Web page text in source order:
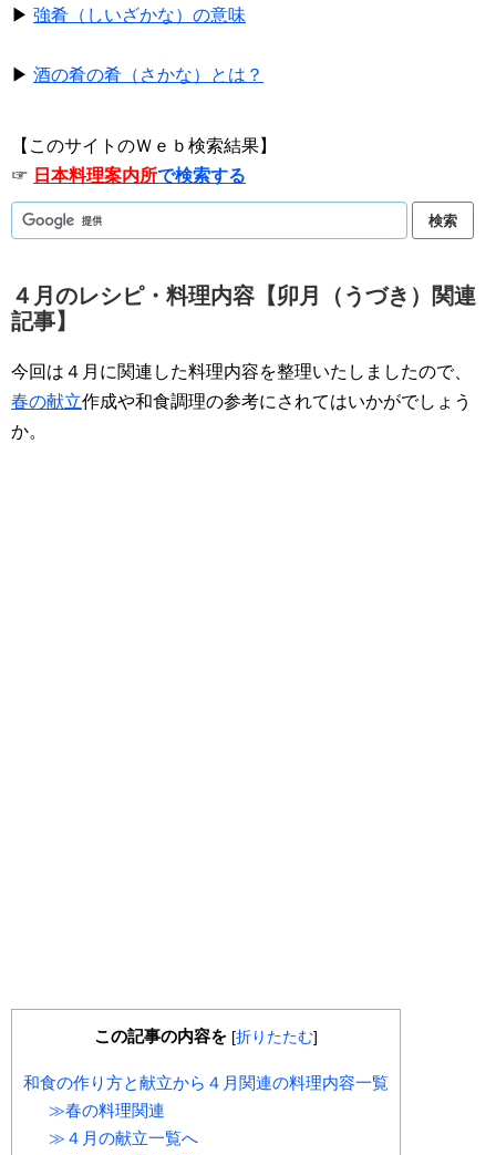
▶ 強肴（しいざかな）の意味
▶ 酒の肴の肴（さかな）とは？
【このサイトのＷｅｂ検索結果】
☞ 日本料理案内所で検索する
４月のレシピ・料理内容【卯月（うづき）関連
記事】
今回は４月に関連した料理内容を整理いたしましたので、
春の献立作成や和食調理の参考にされてはいかがでしょう
か。
この記事の内容を [折りたたむ]
和食の作り方と献立から４月関連の料理内容一覧
≫春の料理関連
≫４月の献立一覧へ